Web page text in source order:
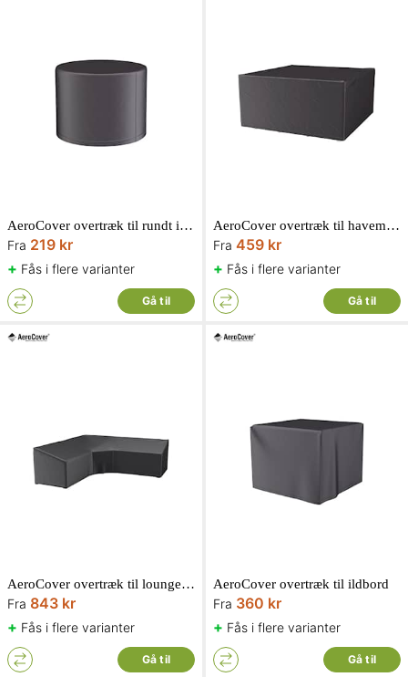
AeroCover overtræk til rundt ildbord
Fra 219 kr
+ Fås i flere varianter
Gå til
AeroCover overtræk til havemøbelsæt
Fra 459 kr
+ Fås i flere varianter
Gå til
AeroCover overtræk til loungesæt L-form H65/90 cm
Fra 843 kr
+ Fås i flere varianter
Gå til
AeroCover overtræk til ildbord
Fra 360 kr
+ Fås i flere varianter
Gå til